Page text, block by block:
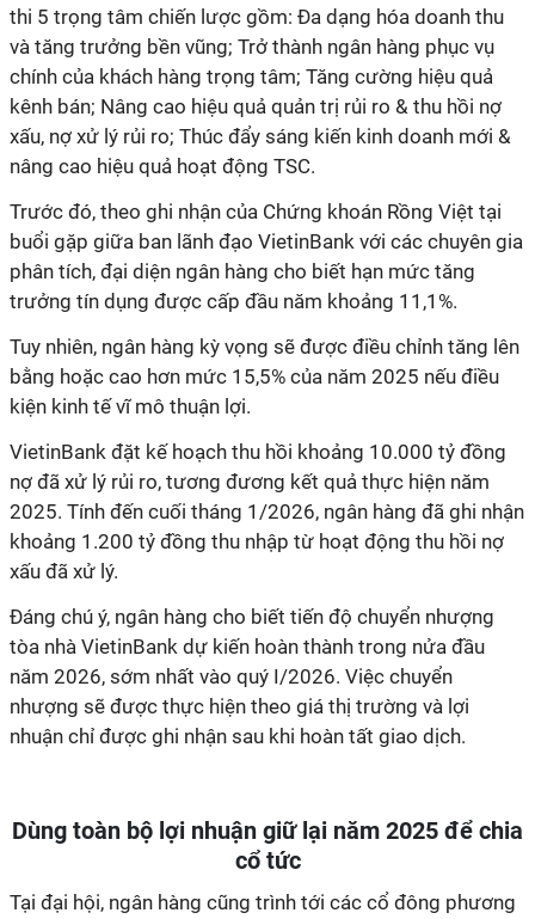
thi 5 trọng tâm chiến lược gồm: Đa dạng hóa doanh thu
và tăng trưởng bền vũng; Trở thành ngân hàng phục vụ
chính của khách hàng trọng tâm; Tăng cường hiệu quả
kênh bán; Nâng cao hiệu quả quản trị rủi ro & thu hồi nợ
xấu, nợ xử lý rủi ro; Thúc đẩy sáng kiến kinh doanh mới &
nâng cao hiệu quả hoạt động TSC.
Trước đó, theo ghi nhận của Chứng khoán Rồng Việt tại
buổi gặp giữa ban lãnh đạo VietinBank với các chuyên gia
phân tích, đại diện ngân hàng cho biết hạn mức tăng
trưởng tín dụng được cấp đầu năm khoảng 11,1%.
Tuy nhiên, ngân hàng kỳ vọng sẽ được điều chỉnh tăng lên
bằng hoặc cao hơn mức 15,5% của năm 2025 nếu điều
kiện kinh tế vĩ mô thuận lợi.
VietinBank đặt kế hoạch thu hồi khoảng 10.000 tỷ đồng
nợ đã xử lý rủi ro, tương đương kết quả thực hiện năm
2025. Tính đến cuối tháng 1/2026, ngân hàng đã ghi nhận
khoảng 1.200 tỷ đồng thu nhập từ hoạt động thu hồi nợ
xấu đã xử lý.
Đáng chú ý, ngân hàng cho biết tiến độ chuyển nhượng
tòa nhà VietinBank dự kiến hoàn thành trong nửa đầu
năm 2026, sớm nhất vào quý I/2026. Việc chuyển
nhượng sẽ được thực hiện theo giá thị trường và lợi
nhuận chỉ được ghi nhận sau khi hoàn tất giao dịch.
Dùng toàn bộ lợi nhuận giữ lại năm 2025 để chia
cổ tức
Tại đại hội, ngân hàng cũng trình tới các cổ đông phương